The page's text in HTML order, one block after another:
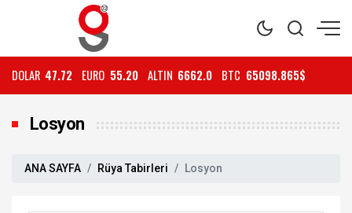
DOLAR 47.72 EURO 55.20 ALTIN 6662.0 BTC 65098.865$
Losyon
ANA SAYFA Rüya Tabirleri Losyon